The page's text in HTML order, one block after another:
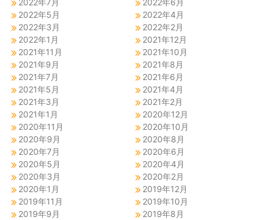
2022年5月
2022年4月
2022年3月
2022年2月
2022年1月
2021年12月
2021年11月
2021年10月
2021年9月
2021年8月
2021年7月
2021年6月
2021年5月
2021年4月
2021年3月
2021年2月
2021年1月
2020年12月
2020年11月
2020年10月
2020年9月
2020年8月
2020年7月
2020年6月
2020年5月
2020年4月
2020年3月
2020年2月
2020年1月
2019年12月
2019年11月
2019年10月
2019年9月
2019年8月